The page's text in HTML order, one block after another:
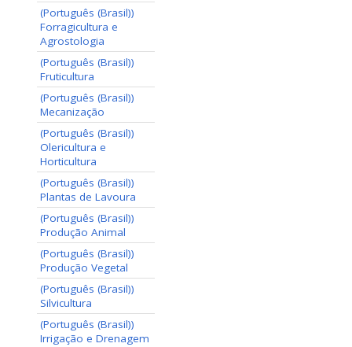
(Português (Brasil))
Forragicultura e
Agrostologia
(Português (Brasil))
Fruticultura
(Português (Brasil))
Mecanização
(Português (Brasil))
Olericultura e
Horticultura
(Português (Brasil))
Plantas de Lavoura
(Português (Brasil))
Produção Animal
(Português (Brasil))
Produção Vegetal
(Português (Brasil))
Silvicultura
(Português (Brasil))
Irrigação e Drenagem